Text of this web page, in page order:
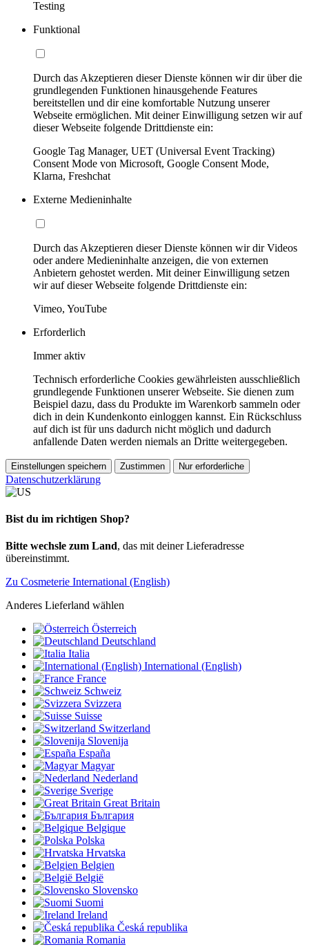
Testing
Funktional
Durch das Akzeptieren dieser Dienste können wir dir über die
grundlegenden Funktionen hinausgehende Features
bereitstellen und dir eine komfortable Nutzung unserer
Webseite ermöglichen. Mit deiner Einwilligung setzen wir auf
dieser Webseite folgende Drittdienste ein:
Google Tag Manager, UET (Universal Event Tracking)
Consent Mode von Microsoft, Google Consent Mode,
Klarna, Freshchat
Externe Medieninhalte
Durch das Akzeptieren dieser Dienste können wir dir Videos
oder andere Medieninhalte anzeigen, die von externen
Anbietern gehostet werden. Mit deiner Einwilligung setzen
wir auf dieser Webseite folgende Drittdienste ein:
Vimeo, YouTube
Erforderlich
Immer aktiv
Technisch erforderliche Cookies gewährleisten ausschließlich
grundlegende Funktionen unserer Webseite. Sie dienen zum
Beispiel dazu, dass du Produkte im Warenkorb sammeln oder
dich in dein Kundenkonto einloggen kannst. Ein Rückschluss
auf dich ist für uns dadurch nicht möglich und dadurch
anfallende Daten werden niemals an Dritte weitergegeben.
Einstellungen speichern Zustimmen Nur erforderliche
Datenschutzerklärung
Bist du im richtigen Shop?
Bitte wechsle zum Land, das mit deiner Lieferadresse
übereinstimmt.
Zu Cosmeterie International (English)
Anderes Lieferland wählen
Österreich
Deutschland
Italia
International (English)
France
Schweiz
Svizzera
Suisse
Switzerland
Slovenija
España
Magyar
Nederland
Sverige
Great Britain
България
Belgique
Polska
Hrvatska
Belgien
België
Slovensko
Suomi
Ireland
Česká republika
Romania